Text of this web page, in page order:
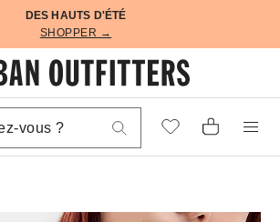
DES HAUTS D'ÉTÉ
SHOPPER →